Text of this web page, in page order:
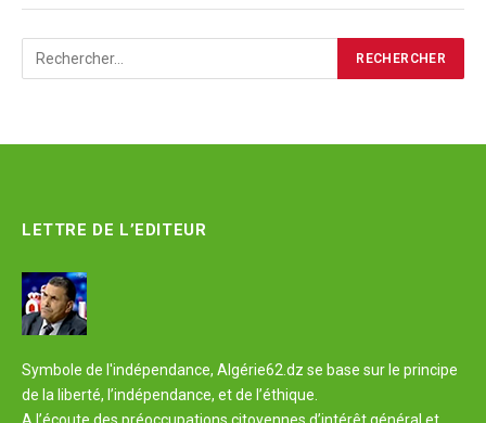
LETTRE DE L’EDITEUR
Symbole de l'indépendance, Algérie62.dz se base sur le principe
de la liberté, l’indépendance, et de l’éthique.